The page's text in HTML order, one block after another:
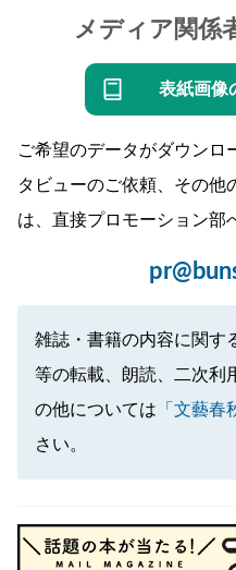
メディア関係
表紙画像
ご希望のデータがダウンロ
タビューのご依頼、その他
は、直接プロモーション部
雑誌・書籍の内容に関す
等の転載、朗読、二次利
の他については 「文藝春
さい。